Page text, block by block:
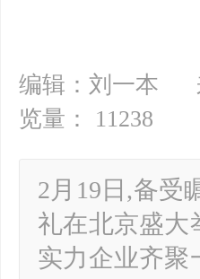
编辑：刘一本
览量： 11238
2月19日,备受
礼在北京盛大
实力企业齐聚